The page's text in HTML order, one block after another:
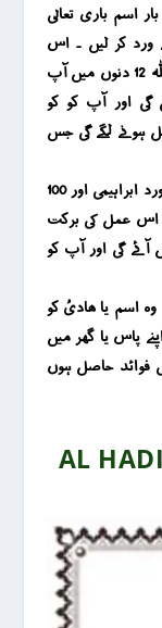
درودشریف ورد کریں اور درمیان میں آپ 600 بار اسم باری تعالٰی
ورد کر لیں ۔ اس
وظیفہ کو آپ 12 دن تک جاری رکھیں ۔ انشاء اللہ 12 دنوں میں آپ
گی اور آپ کو کو
ہونے لگے گی جس
12 دن کا وظیفہ کرنے کے بعد آپ روزانہ 10 بار دورد ابراہیمی اور 100
اس عمل کی برکت
آئے گی اور آپ کو
وہ اسم یا ھادیُ کو
پاس یا گھر میں
فوائد حاصل ہوں
AL